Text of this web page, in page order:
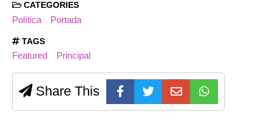
CATEGORIES
Política Portada
TAGS
Featured Principal
Share This